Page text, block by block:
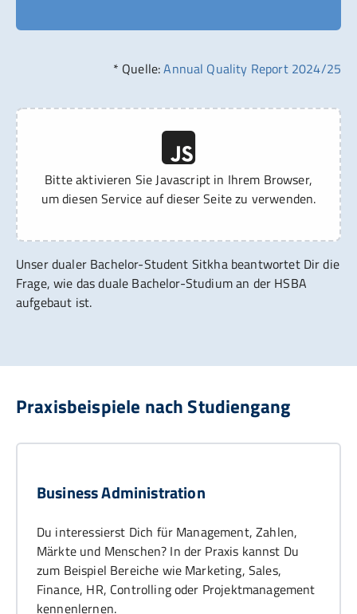
* Quelle:Annual Quality Report 2024/25
Bitte aktivieren Sie Javascript in Ihrem Browser,
um diesen Service auf dieser Seite zu verwenden.
Unser dualer Bachelor-Student Sitkha beantwortet Dir die
Frage, wie das duale Bachelor-Studium an der HSBA
aufgebaut ist.
Praxisbeispiele nach Studiengang
Business Administration
Du interessierst Dich für Management, Zahlen,
Märkte und Menschen? In der Praxis kannst Du
zum Beispiel Bereiche wie Marketing, Sales,
Finance, HR, Controlling oder Projektmanagement
kennenlernen.